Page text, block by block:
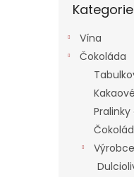
kategorie
Kategorie
Vína
Čokoláda
Výrobce